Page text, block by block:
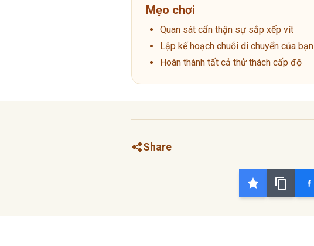
Mẹo chơi
Quan sát cẩn thận sự sắp xếp vít
Lập kế hoạch chuỗi di chuyển của bạn
Hoàn thành tất cả thử thách cấp độ
Share